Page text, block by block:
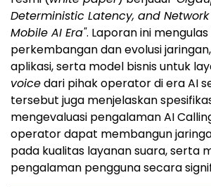
Deterministic Latency, and
Mobile AI Era". Laporan ini
perkembangan dan evolusi
aplikasi, serta model bisnis untuk
voicedari pihak operator di era AI
tersebut juga menjelaskan
mengevaluasi pengalaman AI
operator dapat membangun
pada kualitas layanan suara, serta
pengalaman pengguna secara